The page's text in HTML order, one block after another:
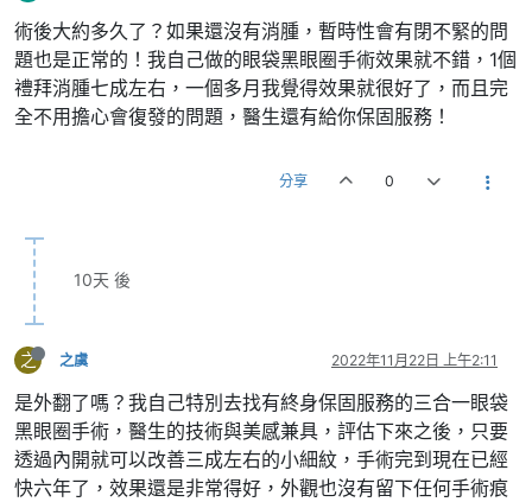
術後大約多久了？如果還沒有消腫，暫時性會有閉不緊的問
題也是正常的！我自己做的眼袋黑眼圈手術效果就不錯，1個
禮拜消腫七成左右，一個多月我覺得效果就很好了，而且完
全不用擔心會復發的問題，醫生還有給你保固服務！
分享 0
10天 後
之 之虞 2022年11月22日 上午2:11
是外翻了嗎？我自己特別去找有終身保固服務的三合一眼袋
黑眼圈手術，醫生的技術與美感兼具，評估下來之後，只要
透過內開就可以改善三成左右的小細紋，手術完到現在已經
快六年了，效果還是非常得好，外觀也沒有留下任何手術痕